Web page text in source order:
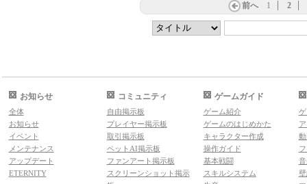
前へ 1 2
お知らせ
全体
お知らせ
イベント
メンテナンス
アップデート
ETERNITY
コミュニティ
自由掲示板
プレイヤー掲示板
取引掲示板
ペットAI掲示板
ファンアート掲示板
スクリーンショット掲示
ゲームガイド
ゲーム紹介
ゲームのはじめかた
キャラクター作成
操作ガイド
基本戦闘
スキルシステム